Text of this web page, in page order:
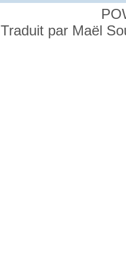
Traduit par Maël